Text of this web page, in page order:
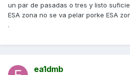
un par de pasadas o tres y listo
ESA zona no se va pelar porke ESA
.
ea1dmb